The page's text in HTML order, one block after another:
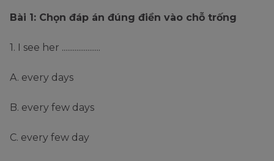
Bài 1: Chọn đáp án đúng điền vào chỗ trống
1. I see her .....................
A. every days
B. every few days
C. every few day